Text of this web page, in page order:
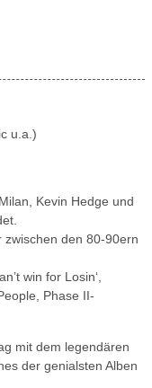
u.a.)
Kevin Hedge und
zwischen den 80-90ern
win for Losin‘,
Phase II-
mit dem legendären
der genialsten Alben